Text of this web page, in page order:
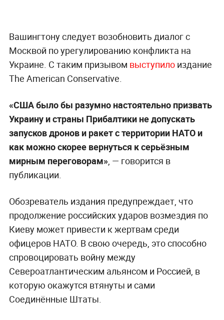
Вашингтону следует возобновить диалог с
Москвой по урегулированию конфликта на
Украине. С таким призывом выступилоиздание
The American Conservative.
«США было бы разумно настоятельно призвать
Украину и страны Прибалтики не допускать
запусков дронов и ракет с территории НАТО и
как можно скорее вернуться к серьёзным
мирным переговорам», — говорится в
публикации.
Обозреватель издания предупреждает, что
продолжение российских ударов возмездия по
Киеву может привести к жертвам среди
офицеров НАТО. В свою очередь, это способно
спровоцировать войну между
Североатлантическим альянсом и Россией, в
которую окажутся втянуты и сами
Соединённые Штаты.